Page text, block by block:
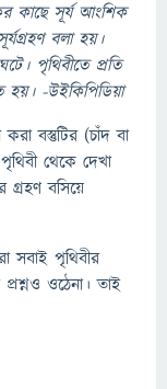
কাছে সূর্য আংশিক
বলা হয়।
পৃথিবীতে প্রতি
হয়। -উইকিপিডিয়া
করা বস্তুটির (চাঁদ বা
থেকে দেখা
গ্রহণ বসিয়ে
সবাই পৃথিবীর
ওঠেনা। তাই